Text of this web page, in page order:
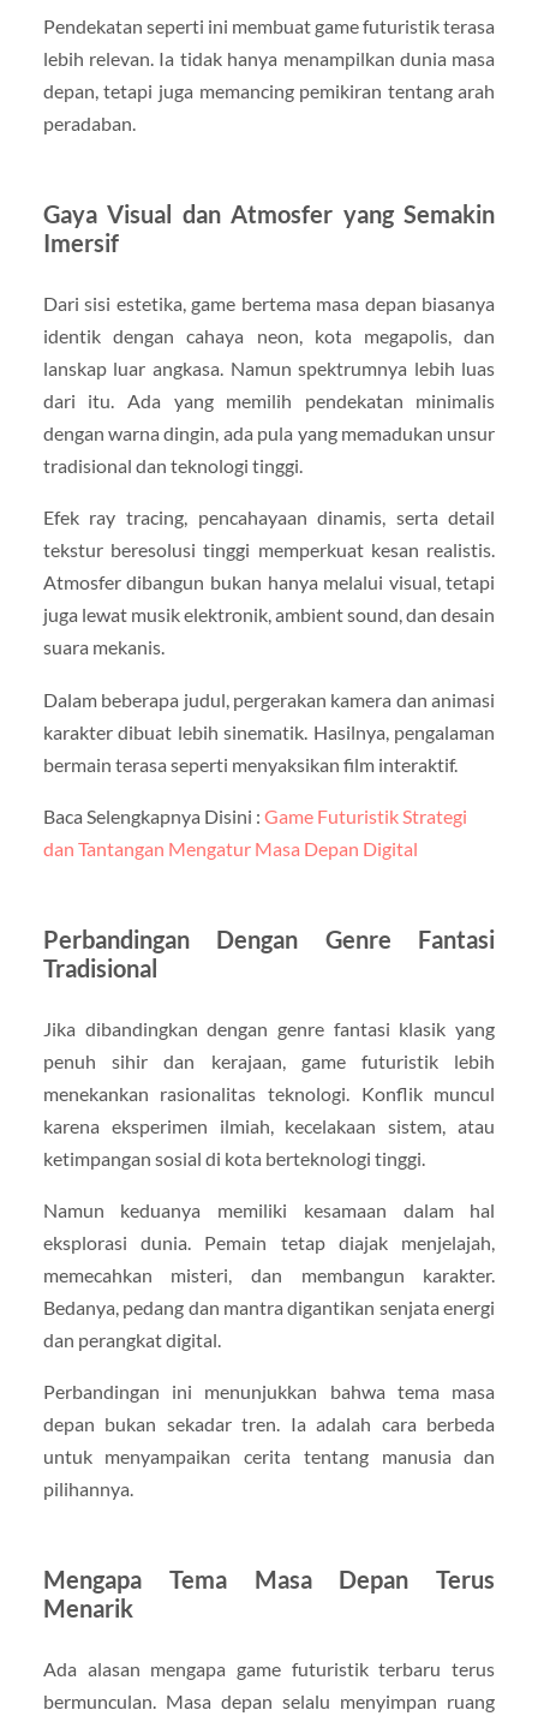
Pendekatan seperti ini membuat game futuristik terasa
lebih relevan. Ia tidak hanya menampilkan dunia masa
depan, tetapi juga memancing pemikiran tentang arah
peradaban.
Gaya Visual dan Atmosfer yang Semakin
Imersif
Dari sisi estetika, game bertema masa depan biasanya
identik dengan cahaya neon, kota megapolis, dan
lanskap luar angkasa. Namun spektrumnya lebih luas
dari itu. Ada yang memilih pendekatan minimalis
dengan warna dingin, ada pula yang memadukan unsur
tradisional dan teknologi tinggi.
Efek ray tracing, pencahayaan dinamis, serta detail
tekstur beresolusi tinggi memperkuat kesan realistis.
Atmosfer dibangun bukan hanya melalui visual, tetapi
juga lewat musik elektronik, ambient sound, dan desain
suara mekanis.
Dalam beberapa judul, pergerakan kamera dan animasi
karakter dibuat lebih sinematik. Hasilnya, pengalaman
bermain terasa seperti menyaksikan film interaktif.
Baca Selengkapnya Disini : Game Futuristik Strategi
dan Tantangan Mengatur Masa Depan Digital
Perbandingan Dengan Genre Fantasi
Tradisional
Jika dibandingkan dengan genre fantasi klasik yang
penuh sihir dan kerajaan, game futuristik lebih
menekankan rasionalitas teknologi. Konflik muncul
karena eksperimen ilmiah, kecelakaan sistem, atau
ketimpangan sosial di kota berteknologi tinggi.
Namun keduanya memiliki kesamaan dalam hal
eksplorasi dunia. Pemain tetap diajak menjelajah,
memecahkan misteri, dan membangun karakter.
Bedanya, pedang dan mantra digantikan senjata energi
dan perangkat digital.
Perbandingan ini menunjukkan bahwa tema masa
depan bukan sekadar tren. Ia adalah cara berbeda
untuk menyampaikan cerita tentang manusia dan
pilihannya.
Mengapa Tema Masa Depan Terus
Menarik
Ada alasan mengapa game futuristik terbaru terus
bermunculan. Masa depan selalu menyimpan ruang